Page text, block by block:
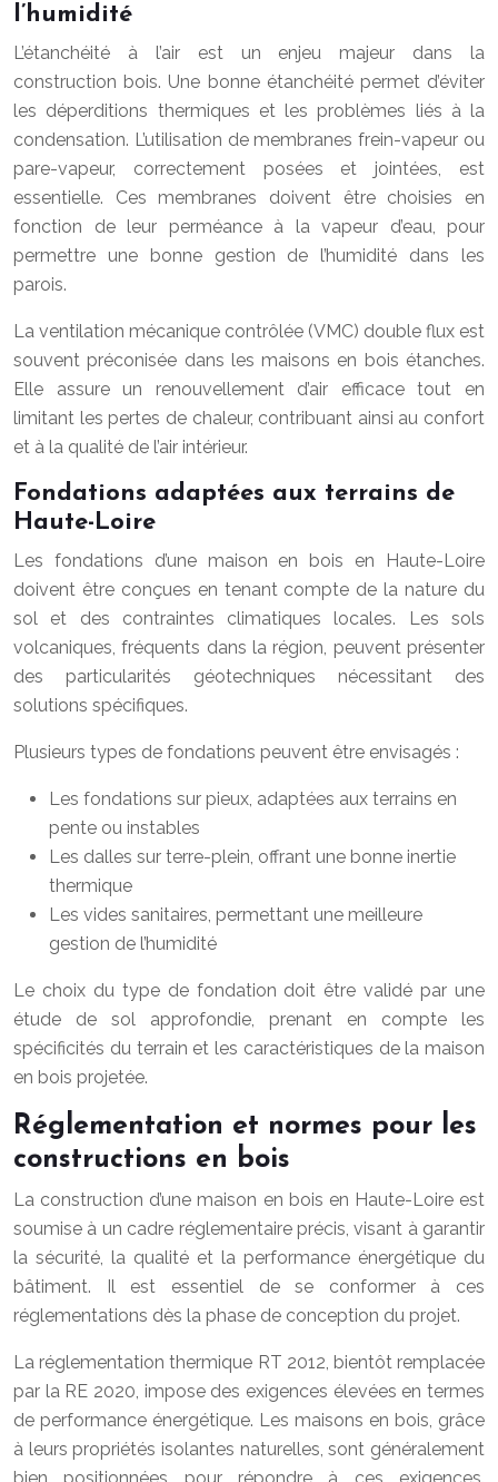
l’humidité
L’étanchéité à l’air est un enjeu majeur dans la
construction bois. Une bonne étanchéité permet d’éviter
les déperditions thermiques et les problèmes liés à la
condensation. L’utilisation de membranes frein-vapeur ou
pare-vapeur, correctement posées et jointées, est
essentielle. Ces membranes doivent être choisies en
fonction de leur perméance à la vapeur d’eau, pour
permettre une bonne gestion de l’humidité dans les
parois.
La ventilation mécanique contrôlée (VMC) double flux est
souvent préconisée dans les maisons en bois étanches.
Elle assure un renouvellement d’air efficace tout en
limitant les pertes de chaleur, contribuant ainsi au confort
et à la qualité de l’air intérieur.
Fondations adaptées aux terrains de
Haute-Loire
Les fondations d’une maison en bois en Haute-Loire
doivent être conçues en tenant compte de la nature du
sol et des contraintes climatiques locales. Les sols
volcaniques, fréquents dans la région, peuvent présenter
des particularités géotechniques nécessitant des
solutions spécifiques.
Plusieurs types de fondations peuvent être envisagés :
Les fondations sur pieux, adaptées aux terrains en
pente ou instables
Les dalles sur terre-plein, offrant une bonne inertie
thermique
Les vides sanitaires, permettant une meilleure
gestion de l’humidité
Le choix du type de fondation doit être validé par une
étude de sol approfondie, prenant en compte les
spécificités du terrain et les caractéristiques de la maison
en bois projetée.
Réglementation et normes pour les
constructions en bois
La construction d’une maison en bois en Haute-Loire est
soumise à un cadre réglementaire précis, visant à garantir
la sécurité, la qualité et la performance énergétique du
bâtiment. Il est essentiel de se conformer à ces
réglementations dès la phase de conception du projet.
La réglementation thermique RT 2012, bientôt remplacée
par la RE 2020, impose des exigences élevées en termes
de performance énergétique. Les maisons en bois, grâce
à leurs propriétés isolantes naturelles, sont généralement